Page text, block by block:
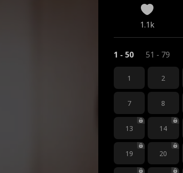
1.1k
1 - 50 51 - 79
1 2
7 8
13 14
19 20